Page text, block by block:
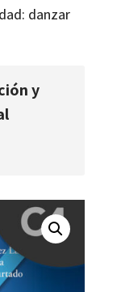
danzar
y